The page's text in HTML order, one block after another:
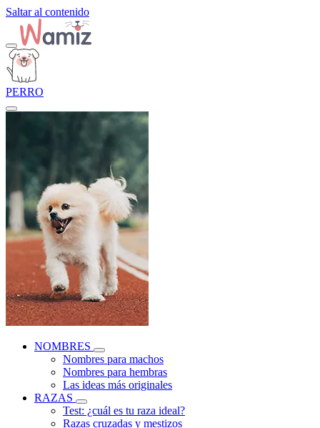
Saltar al contenido
PERRO
NOMBRES
Nombres para machos
Nombres para hembras
Las ideas más originales
RAZAS
Test: ¿cuál es tu raza ideal?
Razas cruzadas y mestizos